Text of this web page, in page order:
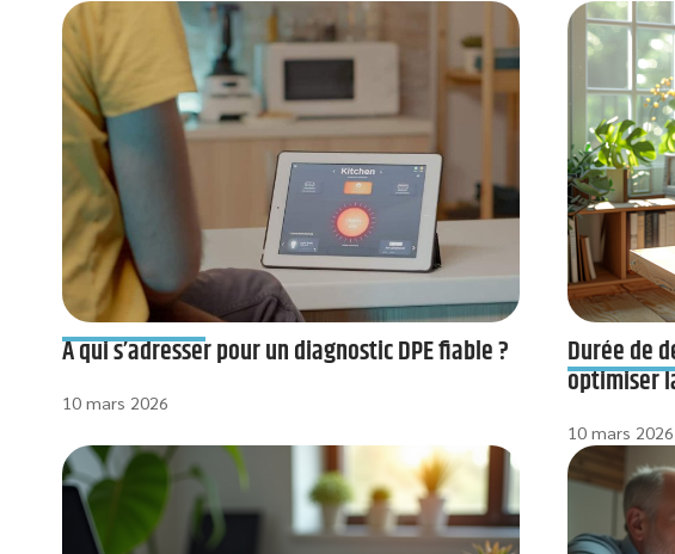
À qui s’adresser pour un diagnostic DPE fiable ?
10 mars 2026
Durée de
optimiser
10 mars 2026